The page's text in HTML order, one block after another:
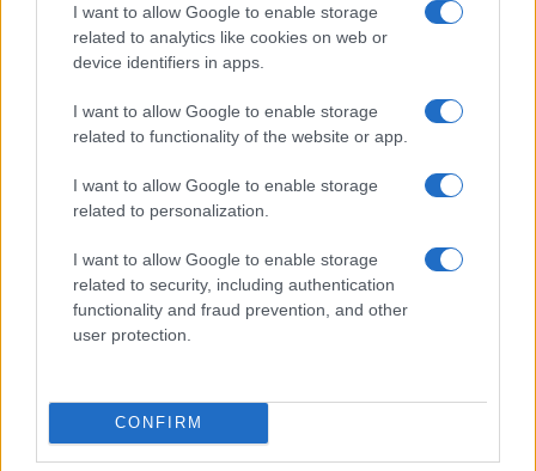
I want to allow Google to enable storage
related to analytics like cookies on web or
device identifiers in apps.
I want to allow Google to enable storage
related to functionality of the website or app.
I want to allow Google to enable storage
related to personalization.
I want to allow Google to enable storage
related to security, including authentication
functionality and fraud prevention, and other
user protection.
CONFIRM
ARTICOLI CORRELATI
INCIDENTE VIA SCRIBONIO CURIONE – Vandali in
azione